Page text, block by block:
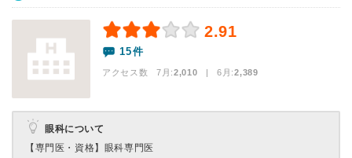
2.91
15件
アクセス数 7月:2,010 | 6月:2,389
眼科について
【専門医・資格】 眼科専門医